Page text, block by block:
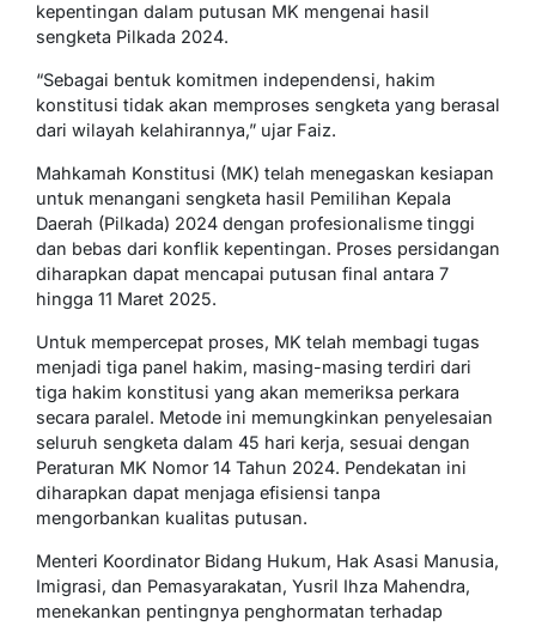
kepentingan dalam putusan MK mengenai hasil
sengketa Pilkada 2024.
“Sebagai bentuk komitmen independensi, hakim
konstitusi tidak akan memproses sengketa yang berasal
dari wilayah kelahirannya,” ujar Faiz.
Mahkamah Konstitusi (MK) telah menegaskan kesiapan
untuk menangani sengketa hasil Pemilihan Kepala
Daerah (Pilkada) 2024 dengan profesionalisme tinggi
dan bebas dari konflik kepentingan. Proses persidangan
diharapkan dapat mencapai putusan final antara 7
hingga 11 Maret 2025.
Untuk mempercepat proses, MK telah membagi tugas
menjadi tiga panel hakim, masing-masing terdiri dari
tiga hakim konstitusi yang akan memeriksa perkara
secara paralel. Metode ini memungkinkan penyelesaian
seluruh sengketa dalam 45 hari kerja, sesuai dengan
Peraturan MK Nomor 14 Tahun 2024. Pendekatan ini
diharapkan dapat menjaga efisiensi tanpa
mengorbankan kualitas putusan.
Menteri Koordinator Bidang Hukum, Hak Asasi Manusia,
Imigrasi, dan Pemasyarakatan, Yusril Ihza Mahendra,
menekankan pentingnya penghormatan terhadap